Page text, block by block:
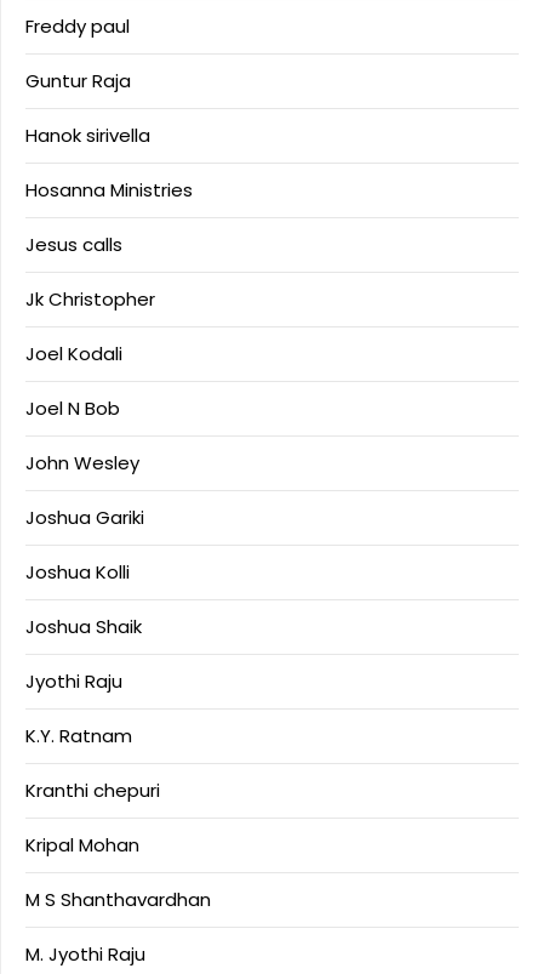
Freddy paul
Guntur Raja
Hanok sirivella
Hosanna Ministries
Jesus calls
Jk Christopher
Joel Kodali
Joel N Bob
John Wesley
Joshua Gariki
Joshua Kolli
Joshua Shaik
Jyothi Raju
K.Y. Ratnam
Kranthi chepuri
Kripal Mohan
M S Shanthavardhan
M. Jyothi Raju